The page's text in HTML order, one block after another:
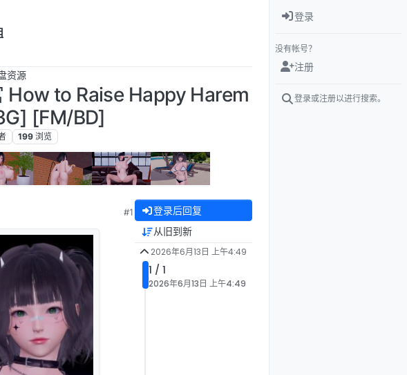
资源
to Raise Happy Harem
[FM/BD]
199 浏览
#1 登录后回复
从旧到新
2026年6月13日 上午4:49
1 / 1
2026年6月13日 上午4:49
登录
没有帐号？
注册
登录或注册以进行搜索。